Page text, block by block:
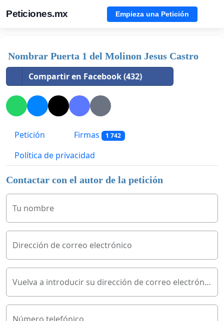
Peticiones.mx Empieza una Petición
Nombrar Puerta 1 del Molinon Jesus Castro
Compartir en Facebook (432)
Petición Firmas 1 742
Política de privacidad
Contactar con el autor de la petición
Tu nombre
Dirección de correo electrónico
Vuelva a introducir su dirección de correo electrónico